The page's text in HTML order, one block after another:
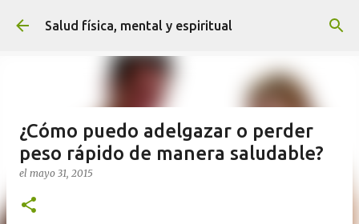
Ir al contenido principal
Salud física, mental y espiritual
¿Cómo puedo adelgazar o perder
peso rápido de manera saludable?
el mayo 31, 2015